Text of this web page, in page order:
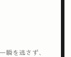
瞬を逃さず、